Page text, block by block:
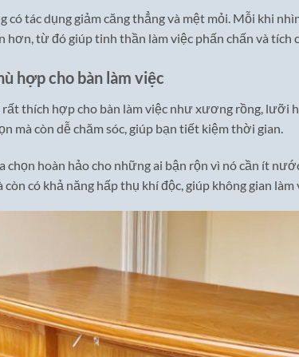
có tác dụng giảm căng thẳng và mệt mỏi. Mỗi khi
hơn, từ đó giúp tinh thần làm việc phấn chấn và tích
hợp cho bàn làm việc
thích hợp cho bàn làm việc như xương rồng, lưỡi
mà còn dễ chăm sóc, giúp bạn tiết kiệm thời gian.
chọn hoàn hảo cho những ai bận rộn vì nó cần ít
còn có khả năng hấp thụ khí độc, giúp không gian làm